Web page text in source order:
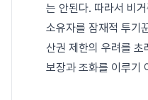
는 안된다. 따라서 비
소유자를 잠재적 투기
산권 제한의 우려를
보장과 조화를 이루기